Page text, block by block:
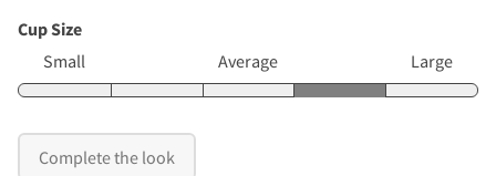
Cup Size
Small
Average Large
Complete the look